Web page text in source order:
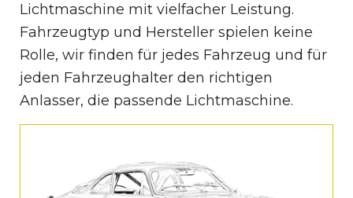
Lichtmaschine mit vielfacher Leistung.
Fahrzeugtyp und Hersteller spielen keine
Rolle, wir finden für jedes Fahrzeug und für
jeden Fahrzeughalter den richtigen
Anlasser, die passende Lichtmaschine.